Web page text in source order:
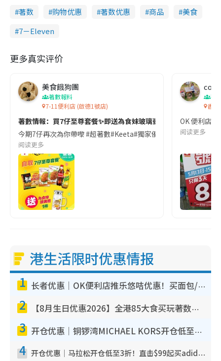
著数 购物优惠 著数优惠 商品
美食
7－Eleven
更多真实评价
美食餓狗團
著數報料
7-11便利店 (啟德1號店)
著數情報：買7仔至尊套餐✨即送為食妹玻璃壺1件！
今期7仔再次為你帶嚟 #超著數#Keeta#獨家優惠^,即日起至3月
阅读更多
co
著
香港
OK 便利店 -
阅读更多
港生活限时优惠情报
1 长者优惠｜OK便利店推乐悠咭优惠！买面包/牛奶/保健品拍卡即减
2 【8月生日优惠2026】全港85大食买玩著数攻略 自助餐/火锅放题同行免费＋诚品/DONKI送现金券
3 开仓优惠｜铜锣湾MICHAEL KORS开仓低至17折！直击$500起买手袋/钱包/鞋款 必买经典Jet Set系列
4 开仓优惠｜马拉松开仓低至3折！直击$99起买adidas／New Balance／Puma鞋款 STANLEY保温杯劈价至$119起